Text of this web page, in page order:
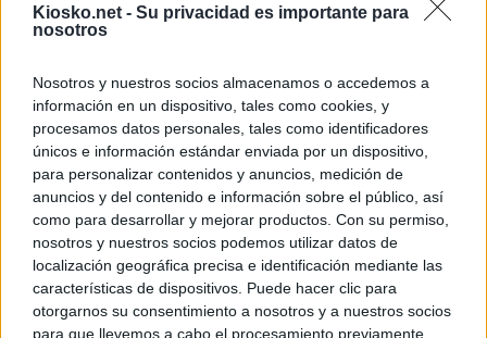
Kiosko.net - Su privacidad es importante para
nosotros
Nosotros y nuestros socios almacenamos o accedemos a
información en un dispositivo, tales como cookies, y
procesamos datos personales, tales como identificadores
únicos e información estándar enviada por un dispositivo,
para personalizar contenidos y anuncios, medición de
anuncios y del contenido e información sobre el público, así
como para desarrollar y mejorar productos. Con su permiso,
nosotros y nuestros socios podemos utilizar datos de
localización geográfica precisa e identificación mediante las
características de dispositivos. Puede hacer clic para
otorgarnos su consentimiento a nosotros y a nuestros socios
para que llevemos a cabo el procesamiento previamente